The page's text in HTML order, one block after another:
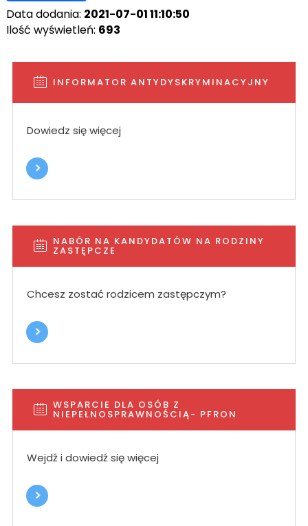
Data dodania: 2021-07-01 11:10:50
Ilość wyświetleń: 693
INFORMATOR ANTYDYSKRYMINACYJNY
Dowiedz się więcej
NABÓR NA KANDYDATÓW NA RODZINY
ZASTĘPCZE
Chcesz zostać rodzicem zastępczym?
WSPARCIE DLA OSÓB Z
NIEPEŁNOSPRAWNOŚCIĄ- PFRON
Wejdź i dowiedź się więcej